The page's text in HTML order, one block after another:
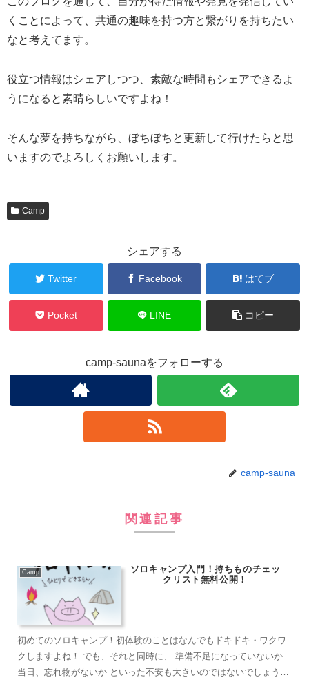
くことによって、共通の趣味を持つ方と繋がりを持ちたい
なと考えてます。
役立つ情報はシェアしつつ、素敵な時間もシェアできるよ
うになると素晴らしいですよね！
そんな夢を持ちながら、ぼちぼちと更新して行けたらと思
いますのでよろしくお願いします。
Camp
シェアする
Twitter Facebook はてブ
Pocket LINE コピー
camp-saunaをフォローする
camp-sauna
関連記事
Camp
ソロキャンプ入門！持ちものチェッ
クリスト無料公開！
初めてのソロキャンプ！初体験のことはなんでもドキドキ・ワクワ
クしますよね！ でも、それと同時に、 準備不足になっていないか
当日、忘れ物がないか といった不安も大きいのではないでしょうか